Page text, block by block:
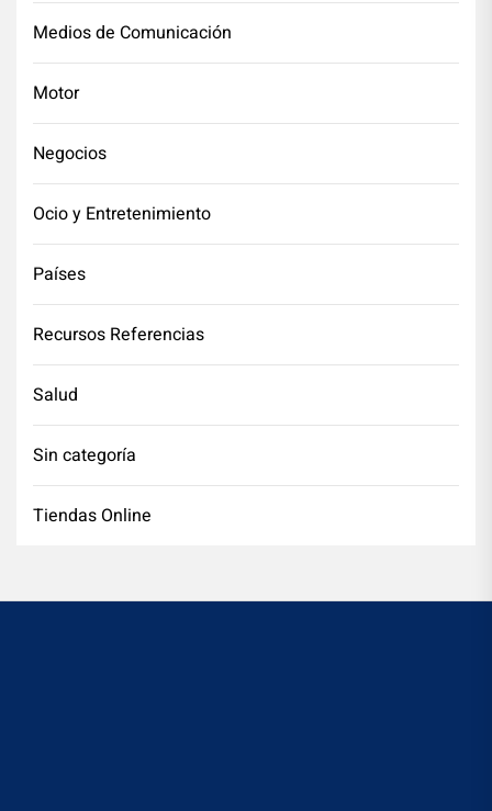
Medios de Comunicación
Motor
Negocios
Ocio y Entretenimiento
Países
Recursos Referencias
Salud
Sin categoría
Tiendas Online